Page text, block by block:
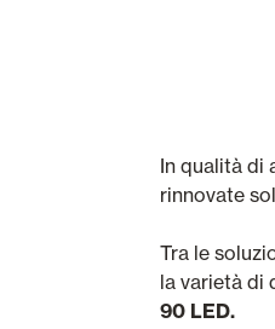
In qualità di
rinnovate
Tra le
la varietà di
90 LED.